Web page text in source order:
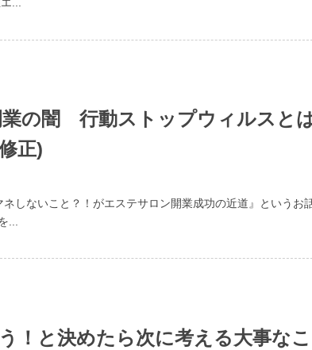
...
の闇 行動ストップウィルスと
正)
しないこと？！がエステサロン開業成功の近道』というお
...
！と決めたら次に考える大事なこ